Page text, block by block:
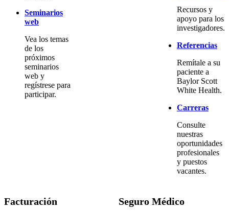
Seminarios
web
Vea los temas
de los
próximos
seminarios
web y
regístrese para
participar.
Recursos y
apoyo para los
investigadores.
Referencias
Remítale a su
paciente a
Baylor Scott
White Health.
Carreras
Consulte
nuestras
oportunidades
profesionales
y puestos
vacantes.
Facturación Seguro Médico